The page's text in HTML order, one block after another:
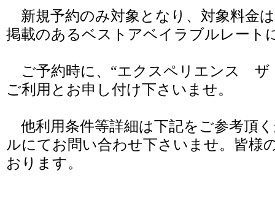
新規予約のみ対象となり、対象料金
掲載のあるベストアベイラブルレート
ご予約時に、“エクスペリエンス
ご利用とお申し付け下さいませ。
他利用条件等詳細は下記をご参考頂
ルにてお問い合わせ下さいませ。皆様
おります。